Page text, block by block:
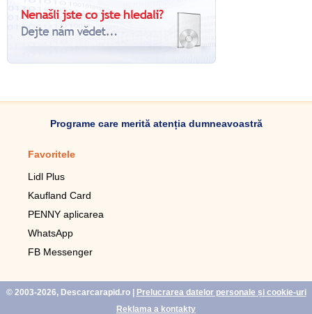
Programe care merită atenția dumneavoastră
Favoritele
Lidl Plus
Kaufland Card
PENNY aplicarea
WhatsApp
FB Messenger
© 2003-2026, Descarcarapid.ro|
Prelucrarea datelor personale și cookie-uri
Reklama a kontakty